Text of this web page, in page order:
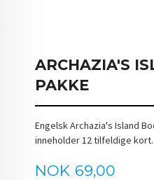
ARCHAZIA'S
PAKKE
Engelsk Archazia's Island
inneholder 12 tilfeldige kort.
Pris
NOK 69,00